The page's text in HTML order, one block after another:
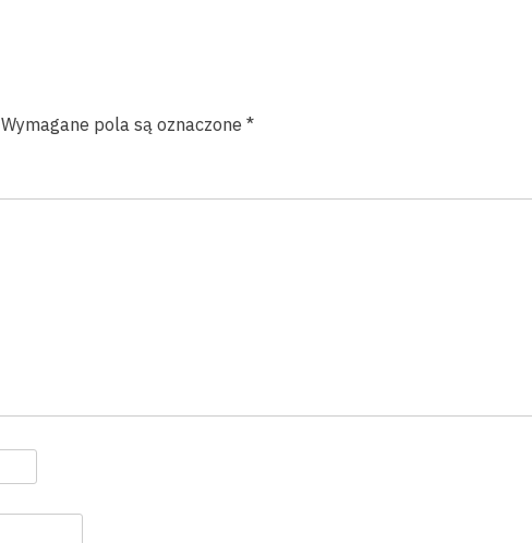
Wymagane pola są oznaczone *